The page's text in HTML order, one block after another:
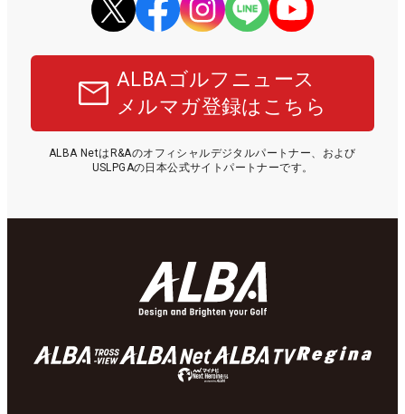
ALBAゴルフニュース
メルマガ登録はこちら
ALBA NetはR&Aのオフィシャルデジタルパートナー、および
USLPGAの日本公式サイトパートナーです。